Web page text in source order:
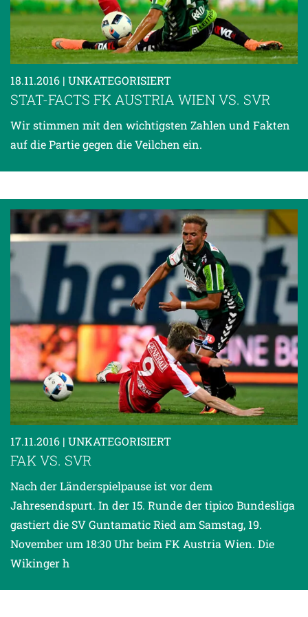
18.11.2016 | UNKATEGORISIERT
STAT-FACTS FK AUSTRIA WIEN VS. SVR
Wir stimmen mit den wichtigsten Zahlen und Fakten
auf die Partie gegen die Veilchen ein.
17.11.2016 | UNKATEGORISIERT
FAK VS. SVR
Nach der Länderspielpause ist vor dem
Jahresendspurt. In der 15. Runde der tipico Bundesliga
gastiert die SV Guntamatic Ried am Samstag, 19.
November um 18:30 Uhr beim FK Austria Wien. Die
Wikinger h